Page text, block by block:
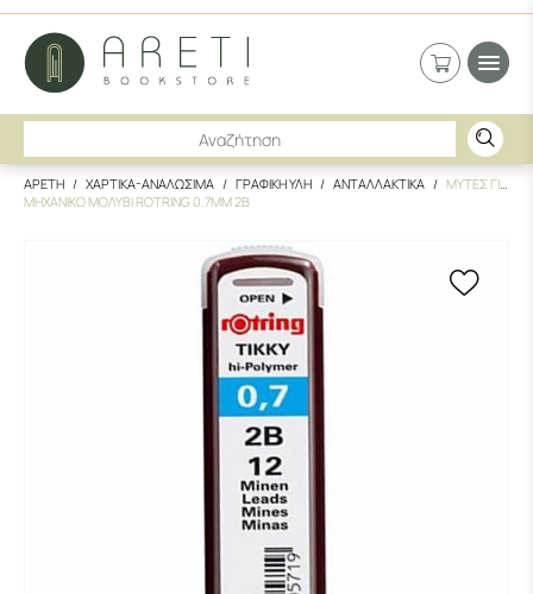
ΑΡΕΤΗ ΧΑΡΤΙΚΑ-ΑΝΑΛΩΣΙΜΑ ΓΡΑΦΙΚΗ ΥΛΗ ΑΝΤΑΛΛΑΚΤΙΚΑ
ΜΥΤΕΣ ΓΙΑ
ΜΗΧΑΝΙΚΟ ΜΟΛΥΒΙ ROTRING 0.7MM 2B